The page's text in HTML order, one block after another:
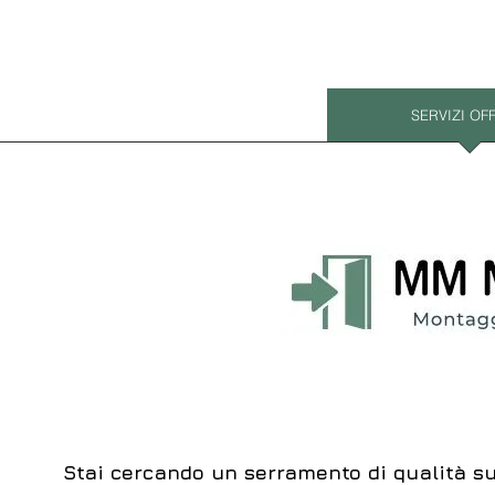
Stai cercando un serramento di qualità
SERVIZI